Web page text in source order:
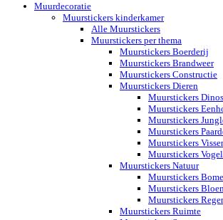
Muurdecoratie
Muurstickers kinderkamer
Alle Muurstickers
Muurstickers per thema
Muurstickers Boerderij
Muurstickers Brandweer
Muurstickers Constructie
Muurstickers Dieren
Muurstickers
Muurstickers
Muurstickers
Muurstickers
Muurstickers
Muurstickers
Muurstickers Natuur
Muurstickers
Muurstickers
Muurstickers
Muurstickers Ruimte